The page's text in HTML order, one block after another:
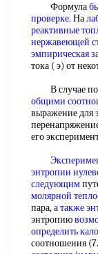
Формула
проверке. На
реактивные
нержавеющей
эмпирическая
тока ( э) от
В случае
общими
выражение для
его
энтропии
следующим
молярной
пара, атакже
энтропию
определить
соотношения